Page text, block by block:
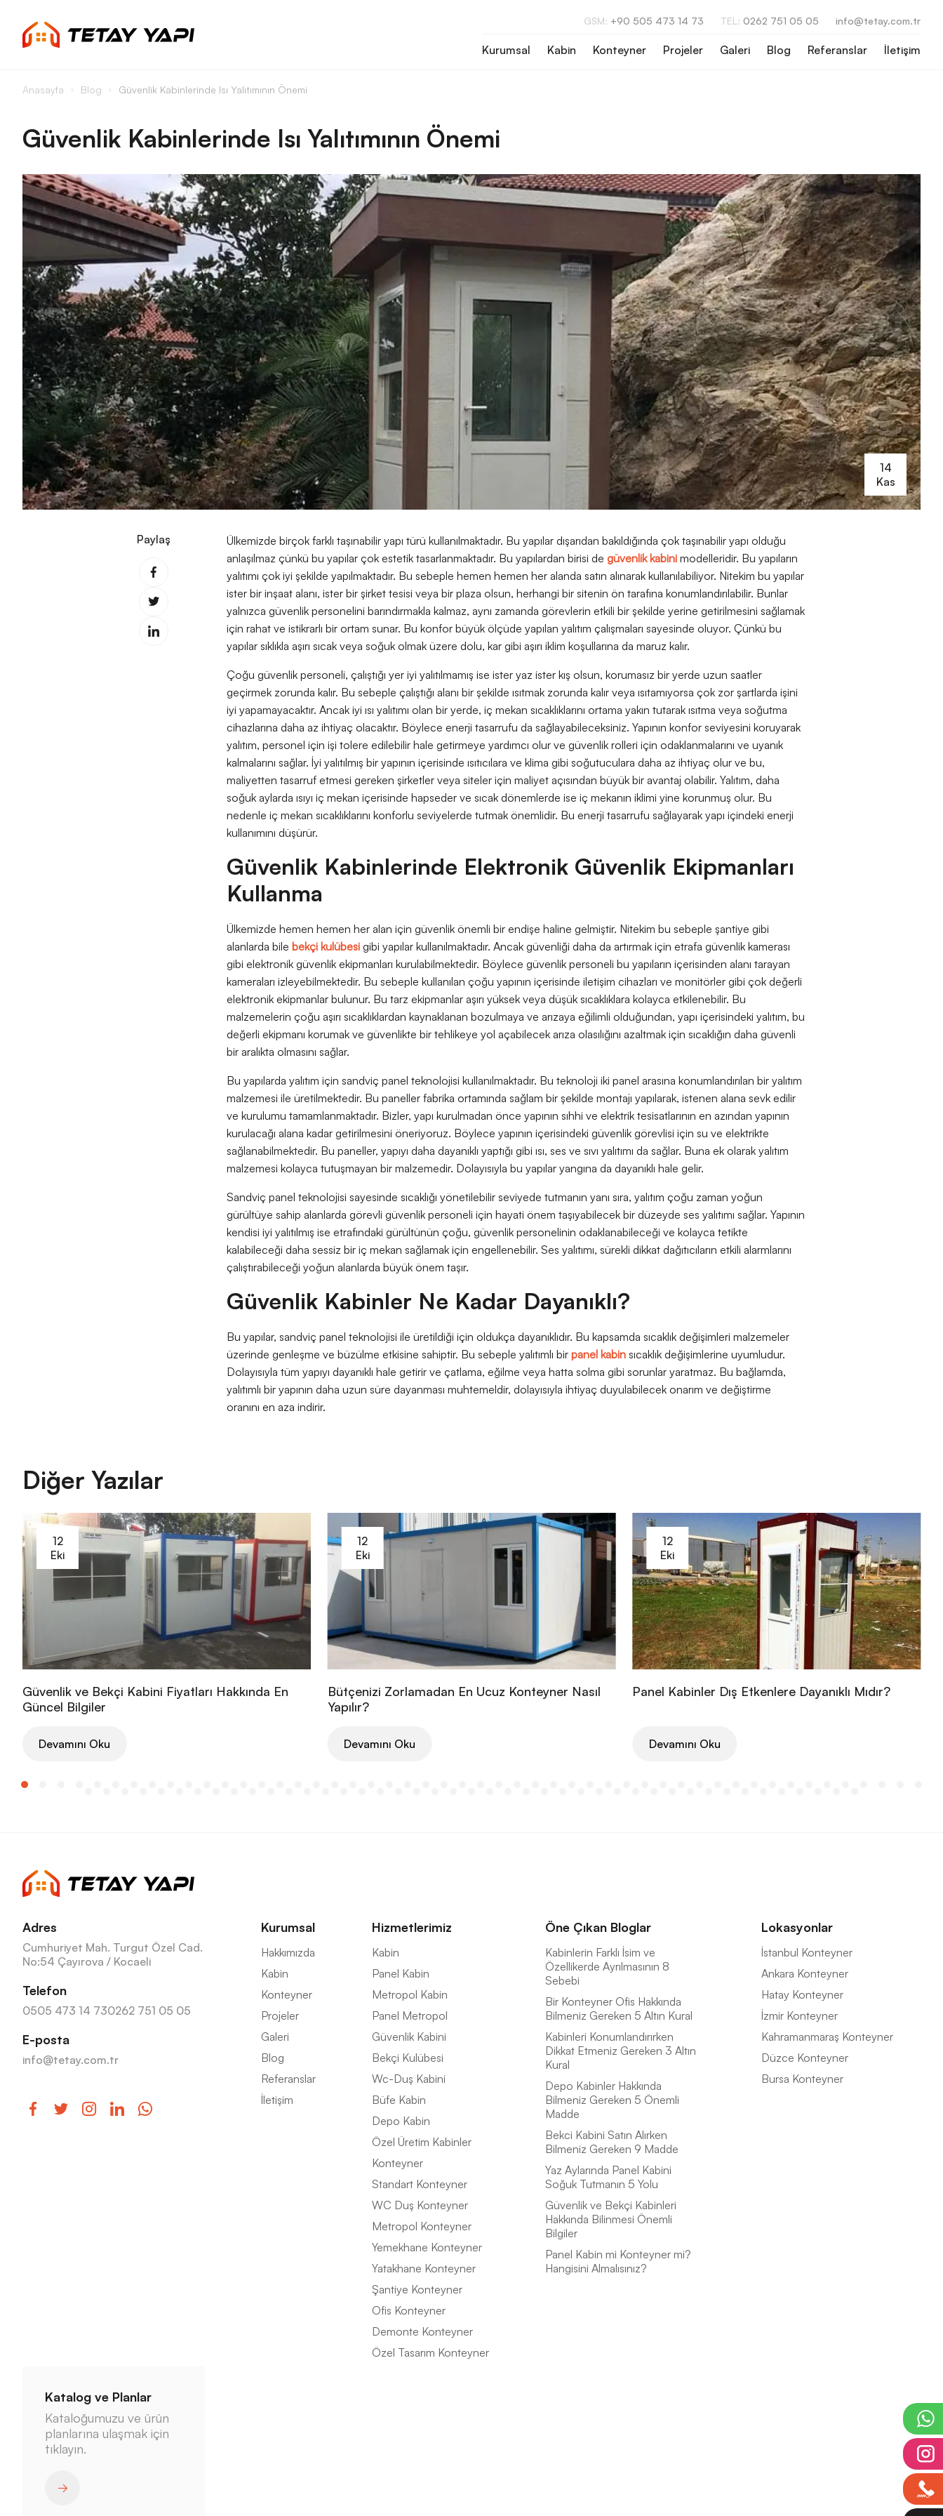
GSM: +90 505 473 14 73 TEL: 0262 751 05 05 info@tetay.com.tr
Kurumsal Kabin Konteyner Projeler Galeri Blog Referanslar İletişim
Anasayfa Blog Güvenlik Kabinlerinde Isı Yalıtımının Önemi
Güvenlik Kabinlerinde Isı Yalıtımının Önemi
14
Kas
Paylaş
Ülkemizde birçok farklı taşınabilir yapı türü kullanılmaktadır. Bu yapılar dışarıdan bakıldığında çok taşınabilir yapı olduğu
anlaşılmaz çünkü bu yapılar çok estetik tasarlanmaktadır. Bu yapılardan birisi de güvenlik kabinimodelleridir. Bu yapıların
yalıtımı çok iyi şekilde yapılmaktadır. Bu sebeple hemen hemen her alanda satın alınarak kullanılabiliyor. Nitekim bu yapılar
ister bir inşaat alanı, ister bir şirket tesisi veya bir plaza olsun, herhangi bir sitenin ön tarafına konumlandırılabilir. Bunlar
yalnızca güvenlik personelini barındırmakla kalmaz, aynı zamanda görevlerin etkili bir şekilde yerine getirilmesini sağlamak
için rahat ve istikrarlı bir ortam sunar. Bu konfor büyük ölçüde yapılan yalıtım çalışmaları sayesinde oluyor. Çünkü bu
yapılar sıklıkla aşırı sıcak veya soğuk olmak üzere dolu, kar gibi aşırı iklim koşullarına da maruz kalır.
Çoğu güvenlik personeli, çalıştığı yer iyi yalıtılmamış ise ister yaz ister kış olsun, korumasız bir yerde uzun saatler
geçirmek zorunda kalır. Bu sebeple çalıştığı alanı bir şekilde ısıtmak zorunda kalır veya ısıtamıyorsa çok zor şartlarda işini
iyi yapamayacaktır. Ancak iyi ısı yalıtımı olan bir yerde, iç mekan sıcaklıklarını ortama yakın tutarak ısıtma veya soğutma
cihazlarına daha az ihtiyaç olacaktır. Böylece enerji tasarrufu da sağlayabileceksiniz. Yapının konfor seviyesini koruyarak
yalıtım, personel için işi tolere edilebilir hale getirmeye yardımcı olur ve güvenlik rolleri için odaklanmalarını ve uyanık
kalmalarını sağlar. İyi yalıtılmış bir yapının içerisinde ısıtıcılara ve klima gibi soğutuculara daha az ihtiyaç olur ve bu,
maliyetten tasarruf etmesi gereken şirketler veya siteler için maliyet açısından büyük bir avantaj olabilir. Yalıtım, daha
soğuk aylarda ısıyı iç mekan içerisinde hapseder ve sıcak dönemlerde ise iç mekanın iklimi yine korunmuş olur. Bu
nedenle iç mekan sıcaklıklarını konforlu seviyelerde tutmak önemlidir. Bu enerji tasarrufu sağlayarak yapı içindeki enerji
kullanımını düşürür.
Güvenlik Kabinlerinde Elektronik Güvenlik Ekipmanları
Kullanma
Ülkemizde hemen hemen her alan için güvenlik önemli bir endişe haline gelmiştir. Nitekim bu sebeple şantiye gibi
alanlarda bile bekçi kulübesigibi yapılar kullanılmaktadır. Ancak güvenliği daha da artırmak için etrafa güvenlik kamerası
gibi elektronik güvenlik ekipmanları kurulabilmektedir. Böylece güvenlik personeli bu yapıların içerisinden alanı tarayan
kameraları izleyebilmektedir. Bu sebeple kullanılan çoğu yapının içerisinde iletişim cihazları ve monitörler gibi çok değerli
elektronik ekipmanlar bulunur. Bu tarz ekipmanlar aşırı yüksek veya düşük sıcaklıklara kolayca etkilenebilir. Bu
malzemelerin çoğu aşırı sıcaklıklardan kaynaklanan bozulmaya ve arızaya eğilimli olduğundan, yapı içerisindeki yalıtım, bu
değerli ekipmanı korumak ve güvenlikte bir tehlikeye yol açabilecek arıza olasılığını azaltmak için sıcaklığın daha güvenli
bir aralıkta olmasını sağlar.
Bu yapılarda yalıtım için sandviç panel teknolojisi kullanılmaktadır. Bu teknoloji iki panel arasına konumlandırılan bir yalıtım
malzemesi ile üretilmektedir. Bu paneller fabrika ortamında sağlam bir şekilde montajı yapılarak, istenen alana sevk edilir
ve kurulumu tamamlanmaktadır. Bizler, yapı kurulmadan önce yapının sıhhi ve elektrik tesisatlarının en azından yapının
kurulacağı alana kadar getirilmesini öneriyoruz. Böylece yapının içerisindeki güvenlik görevlisi için su ve elektrikte
sağlanabilmektedir. Bu paneller, yapıyı daha dayanıklı yaptığı gibi ısı, ses ve sıvı yalıtımı da sağlar. Buna ek olarak yalıtım
malzemesi kolayca tutuşmayan bir malzemedir. Dolayısıyla bu yapılar yangına da dayanıklı hale gelir.
Sandviç panel teknolojisi sayesinde sıcaklığı yönetilebilir seviyede tutmanın yanı sıra, yalıtım çoğu zaman yoğun
gürültüye sahip alanlarda görevli güvenlik personeli için hayati önem taşıyabilecek bir düzeyde ses yalıtımı sağlar. Yapının
kendisi iyi yalıtılmış ise etrafındaki gürültünün çoğu, güvenlik personelinin odaklanabileceği ve kolayca tetikte
kalabileceği daha sessiz bir iç mekan sağlamak için engellenebilir. Ses yalıtımı, sürekli dikkat dağıtıcıların etkili alarmlarını
çalıştırabileceği yoğun alanlarda büyük önem taşır.
Güvenlik Kabinler Ne Kadar Dayanıklı?
Bu yapılar, sandviç panel teknolojisi ile üretildiği için oldukça dayanıklıdır. Bu kapsamda sıcaklık değişimleri malzemeler
üzerinde genleşme ve büzülme etkisine sahiptir. Bu sebeple yalıtımlı bir panel kabinsıcaklık değişimlerine uyumludur.
Dolayısıyla tüm yapıyı dayanıklı hale getirir ve çatlama, eğilme veya hatta solma gibi sorunlar yaratmaz. Bu bağlamda,
yalıtımlı bir yapının daha uzun süre dayanması muhtemeldir, dolayısıyla ihtiyaç duyulabilecek onarım ve değiştirme
oranını en aza indirir.
Diğer Yazılar
12
Eki
Güvenlik ve Bekçi Kabini Fiyatları Hakkında En
Güncel Bilgiler
Devamını Oku
12
Eki
Bütçenizi Zorlamadan En Ucuz Konteyner Nasıl
Yapılır?
Devamını Oku
12
Eki
Panel Kabinler Dış Etkenlere Dayanıklı Mıdır?
Devamını Oku
Adres
Cumhuriyet Mah. Turgut Özel Cad.
No:54 Çayırova / Kocaeli
Telefon
0505 473 14 730262 751 05 05
E-posta
info@tetay.com.tr
Kurumsal
Hakkımızda
Kabin
Konteyner
Projeler
Galeri
Blog
Referanslar
İletişim
Hizmetlerimiz
Kabin
Panel Kabin
Metropol Kabin
Panel Metropol
Güvenlik Kabini
Bekçi Kulübesi
Wc-Duş Kabini
Büfe Kabin
Depo Kabin
Özel Üretim Kabinler
Konteyner
Standart Konteyner
WC Duş Konteyner
Metropol Konteyner
Yemekhane Konteyner
Yatakhane Konteyner
Şantiye Konteyner
Ofis Konteyner
Demonte Konteyner
Özel Tasarım Konteyner
Öne Çıkan Bloglar
Kabinlerin Farklı İsim ve
Özellikerde Ayrılmasının 8
Sebebi
Bir Konteyner Ofis Hakkında
Bilmeniz Gereken 5 Altın Kural
Kabinleri Konumlandırırken
Dikkat Etmeniz Gereken 3 Altın
Kural
Depo Kabinler Hakkında
Bilmeniz Gereken 5 Önemli
Madde
Bekci Kabini Satın Alırken
Bilmeniz Gereken 9 Madde
Yaz Aylarında Panel Kabini
Soğuk Tutmanın 5 Yolu
Güvenlik ve Bekçi Kabinleri
Hakkında Bilinmesi Önemli
Bilgiler
Panel Kabin mi Konteyner mi?
Hangisini Almalısınız?
Lokasyonlar
İstanbul Konteyner
Ankara Konteyner
Hatay Konteyner
İzmir Konteyner
Kahramanmaraş Konteyner
Düzce Konteyner
Bursa Konteyner
Katalog ve Planlar
Kataloğumuzu ve ürün
planlarına ulaşmak için
tıklayın.